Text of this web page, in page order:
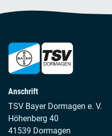
Anschrift
TSV Bayer Dormagen e. V.
Höhenberg 40
41539 Dormagen